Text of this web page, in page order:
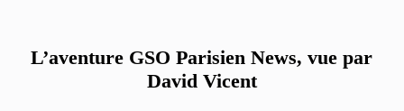
L’aventure GSO Parisien News, vue par
David Vicent